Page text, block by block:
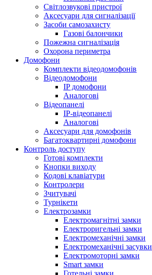
Світлозвукові пристрої
Аксесуари для сигналізації
Засоби самозахисту
Газові балончики
Пожежна сигналізація
Охорона периметра
Домофони
Комплекти відеодомофонів
Відеодомофони
IP домофони
Аналогові
Відеопанелі
IP-відеопанелі
Аналогові
Аксесуари для домофонів
Багатоквартирні домофони
Контроль доступу
Готові комплекти
Кнопки виходу
Кодові клавіатури
Контролери
Зчитувачі
Турнікети
Електрозамки
Електромагнітні замки
Електроригельні замки
Електромеханічні замки
Електромеханічні засувки
Електромоторні замки
Smart замки
Готельні замки